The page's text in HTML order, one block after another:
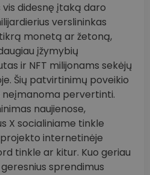
didesnę įtaką daro
verslininkas
monetą ar žetoną,
įžymybių
ir NFT milijonams sekėjų
Šių patvirtinimų poveikio
pervertinti.
naujienose,
X socialiniame tinkle
projekto internetinėje
tinkle ar kitur. Kuo geriau
sprendimus